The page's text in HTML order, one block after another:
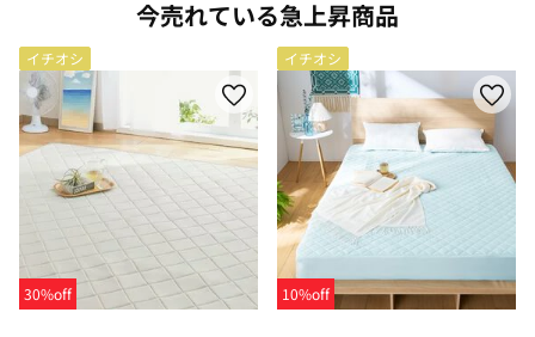
今売れている急上昇商品
イチオシ
30%off
イチオシ
10%off